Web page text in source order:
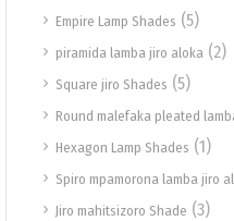
Empire Lamp Shades (5)
piramida lamba jiro aloka (2)
Square jiro Shades (5)
Round malefaka pleated
Hexagon Lamp Shades (1)
Spiro mpamorona lamba jiro
Jiro mahitsizoro Shade (3)